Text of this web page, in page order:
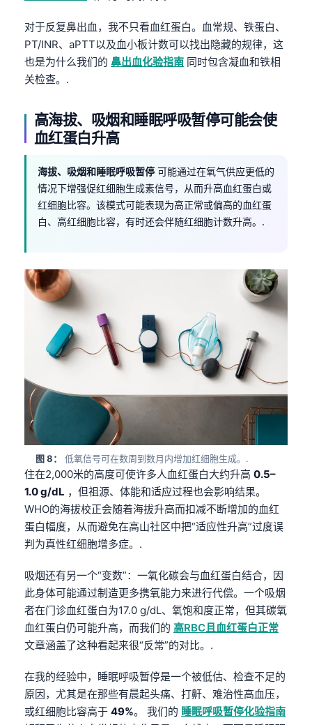
对于反复鼻出血，我不只看血红蛋白。血常规、铁蛋白、
PT/INR、aPTT以及血小板计数可以找出隐藏的规律，这
也是为什么我们的 鼻出血化验指南 同时包含凝血和铁相
关检查。.
高海拔、吸烟和睡眠呼吸暂停可能会使
血红蛋白升高
海拔、吸烟和睡眠呼吸暂停 可能通过在氧气供应更低的
情况下增强促红细胞生成素信号，从而升高血红蛋白或
红细胞比容。该模式可能表现为高正常或偏高的血红蛋
白、高红细胞比容，有时还会伴随红细胞计数升高。.
图 8： 低氧信号可在数周到数月内增加红细胞生成。.
住在2,000米的高度可使许多人血红蛋白大约升高 0.5–
1.0 g/dL ，但祖源、体能和适应过程也会影响结果。
WHO的海拔校正会随着海拔升高而扣减不断增加的血红
蛋白幅度，从而避免在高山社区中把“适应性升高”过度误
判为真性红细胞增多症。.
吸烟还有另一个“变数”：一氧化碳会与血红蛋白结合，因
此身体可能通过制造更多携氧能力来进行代偿。一个吸烟
者在门诊血红蛋白为17.0 g/dL、氧饱和度正常，但其碳氧
血红蛋白仍可能升高，而我们的 高RBC且血红蛋白正常
文章涵盖了这种看起来很“反常”的对比。.
在我的经验中，睡眠呼吸暂停是一个被低估、检查不足的
原因，尤其是在那些有晨起头痛、打鼾、难治性高血压，
或红细胞比容高于 49%。 我们的 睡眠呼吸暂停化验指南
Татар теле
Беларуская мова
Frysk
Ślōnskŏ gŏdka
Norsk bokmål